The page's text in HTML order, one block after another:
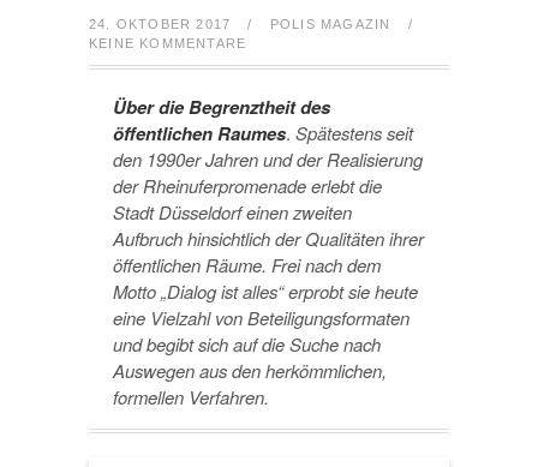
24. OKTOBER 2017 / POLIS MAGAZIN
/
KEINE KOMMENTARE
Über die Begrenztheit des
öffentlichen Raumes. Spätestens seit
den 1990er Jahren und der Realisierung
der Rheinuferpromenade erlebt die
Stadt Düsseldorf einen zweiten
Aufbruch hinsichtlich der Qualitäten ihrer
öffentlichen Räume. Frei nach dem
Motto „Dialog ist alles“ erprobt sie heute
eine Vielzahl von Beteiligungsformaten
und begibt sich auf die Suche nach
Auswegen aus den herkömmlichen,
formellen Verfahren.